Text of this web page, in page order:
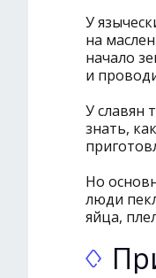
У
на
начало
и
У славян
знать,
Но
люди
яйца,